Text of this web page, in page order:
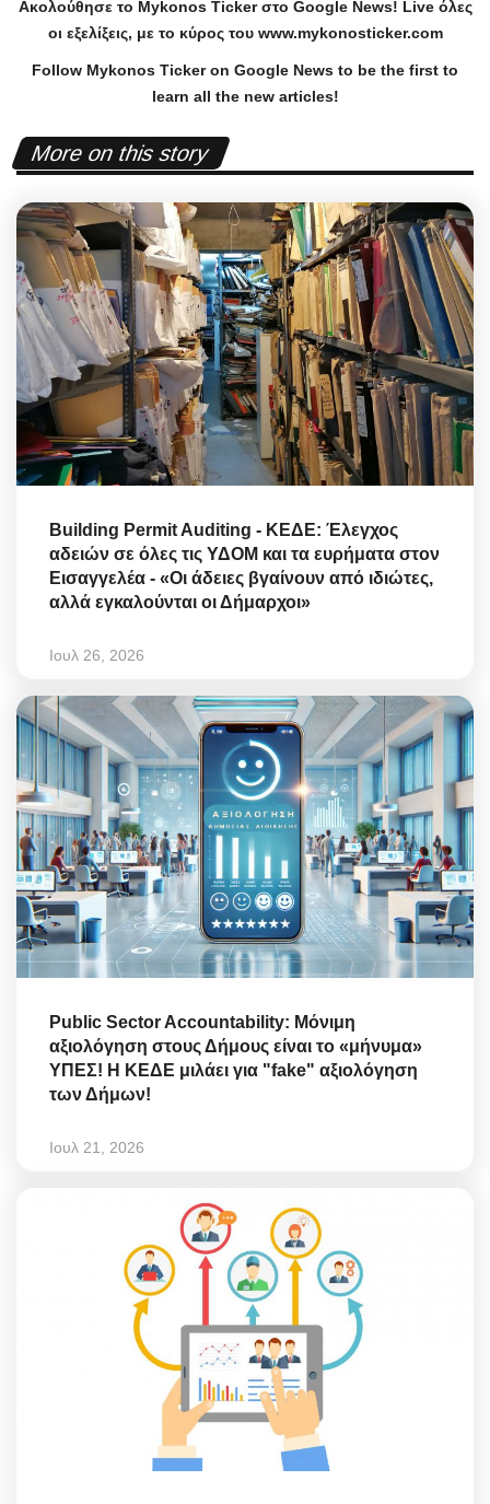
Ακολούθησε το Mykonos Tickerστο Google News! Liveόλες
οι εξελίξεις, με το κύρος του www.mykonosticker.com
Follow Mykonos Ticker on Google News to be the first to
learn all the new articles!
More on this story
Building Permit Auditing - ΚΕΔΕ: Έλεγχος
αδειών σε όλες τις ΥΔΟΜ και τα ευρήματα στον
Εισαγγελέα - «Οι άδειες βγαίνουν από ιδιώτες,
αλλά εγκαλούνται οι Δήμαρχοι»
Ιουλ 26, 2026
Public Sector Accountability: Μόνιμη
αξιολόγηση στους Δήμους είναι το «μήνυμα»
ΥΠΕΣ! Η ΚΕΔΕ μιλάει για "fake" αξιολόγηση
των Δήμων!
Ιουλ 21, 2026